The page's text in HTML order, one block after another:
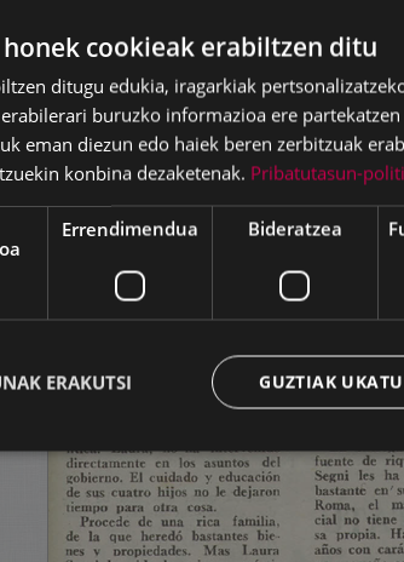
cookieak erabiltzen ditu
ditugu edukia, iragarkiak
buruzko informazioa ere
eman diezun edo haiek beren zerbitzuak
konbina dezaketenak. Pribatutasun-
Errendimendua Bideratzea
GUZTIAK UKATU
ERAKUTSI